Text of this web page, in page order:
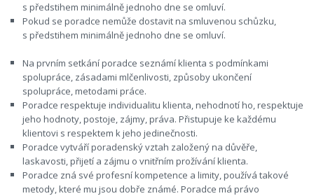
s předstihem minimálně jednoho dne se omluví.
Pokud se poradce nemůže dostavit na smluvenou schůzku,
s předstihem minimálně jednoho dne se omluví.
Na prvním setkání poradce seznámí klienta s podmínkami
spolupráce, zásadami mlčenlivosti, způsoby ukončení
spolupráce, metodami práce.
Poradce respektuje individualitu klienta, nehodnotí ho, respektuje
jeho hodnoty, postoje, zájmy, práva. Přistupuje ke každému
klientovi s respektem k jeho jedinečnosti.
Poradce vytváří poradenský vztah založený na důvěře,
laskavosti, přijetí a zájmu o vnitřním prožívání klienta.
Poradce zná své profesní kompetence a limity, používá takové
metody, které mu jsou dobře známé. Poradce má právo